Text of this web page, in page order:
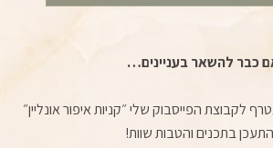
כבר להשאר בעניינים…
לקבוצת הפייסבוק שלי ״קניות איפור אונליין״
בתכנים והטבות שוות!